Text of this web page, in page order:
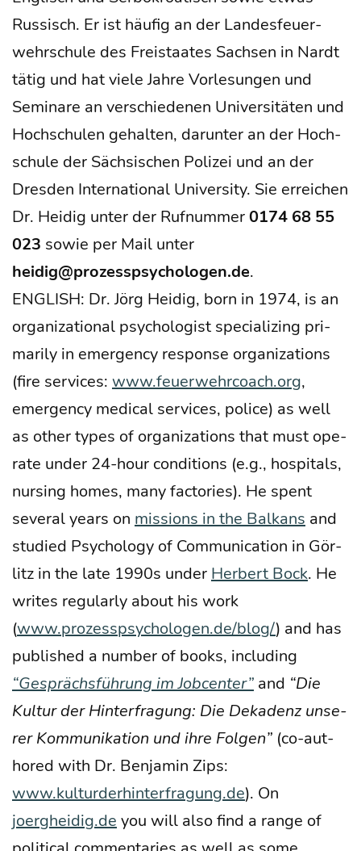
Rus­sisch. Er ist häu­fig an der Lan­des­feu­er­
wehr­schu­le des Frei­staa­tes Sach­sen in Nardt
tätig und hat vie­le Jah­re Vor­le­sun­gen und
Semi­na­re an ver­schie­de­nen Uni­ver­si­tä­ten und
Hoch­schu­len gehal­ten, dar­un­ter an der Hoch­
schu­le der Säch­si­schen Poli­zei und an der
Dres­den Inter­na­tio­nal Uni­ver­si­ty. Sie errei­chen
Dr. Hei­dig unter der Ruf­num­mer0174 68 55
023 sowie per Mail unter
heidig@prozesspsychologen.de.
ENGLISH: Dr. Jörg Hei­dig, born in 1974, is an
orga­niza­tio­nal psy­cho­lo­gist spe­cia­li­zing pri­
ma­ri­ly in emer­gen­cy respon­se orga­niza­ti­ons
(fire ser­vices: www.feuerwehrcoach.org,
emer­gen­cy medi­cal ser­vices, poli­ce) as well
as other types of orga­niza­ti­ons that must ope­
ra­te under 24-hour con­di­ti­ons (e.g., hos­pi­tals,
nur­sing homes, many fac­to­ries). He spent
seve­ral years on mis­si­ons in the Bal­kans and
stu­di­ed Psy­cho­lo­gy of Com­mu­ni­ca­ti­on in Gör­
litz in the late 1990s under Her­bert Bock. He
wri­tes regu­lar­ly about his work
(www.prozesspsychologen.de/blog/) and has
published a num­ber of books, inclu­ding
“Gesprächs­füh­rung im Job­cen­ter” and “Die
Kul­tur der Hin­ter­fra­gung: Die Deka­denz unse­
rer Kom­mu­ni­ka­ti­on und ihre Fol­gen” (co-aut­
ho­red with Dr. Ben­ja­min Zips:
www.kulturderhinterfragung.de). On
joergheidig.de you will also find a ran­ge of